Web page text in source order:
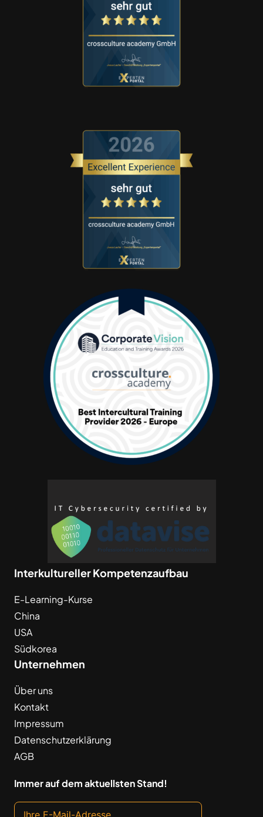
Interkultureller Kompetenzaufbau
E-Learning-Kurse
China
USA
Südkorea
Unternehmen
Über uns
Kontakt
Impressum
Datenschutzerklärung
AGB
Immer auf dem aktuellsten Stand!